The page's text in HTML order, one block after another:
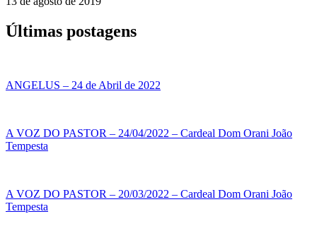
Últimas postagens
ANGELUS – 24 de Abril de 2022
A VOZ DO PASTOR – 24/04/2022 – Cardeal Dom Orani João
Tempesta
A VOZ DO PASTOR – 20/03/2022 – Cardeal Dom Orani João
Tempesta